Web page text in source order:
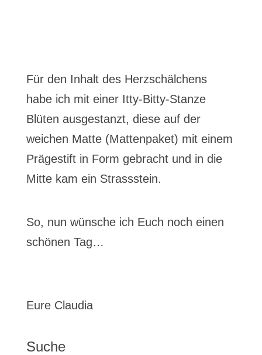
Für den Inhalt des Herzschälchens
habe ich mit einer Itty-Bitty-Stanze
Blüten ausgestanzt, diese auf der
weichen Matte (Mattenpaket) mit einem
Prägestift in Form gebracht und in die
Mitte kam ein Strassstein.
So, nun wünsche ich Euch noch einen
schönen Tag…
Eure Claudia
Suche